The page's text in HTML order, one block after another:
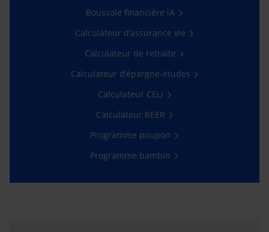
Boussole financière iA
Calculateur d’assurance vie
Calculateur de retraite
Calculateur d’épargne-études
Calculateur CELI
Calculateur REER
Programme poupon
Programme bambin